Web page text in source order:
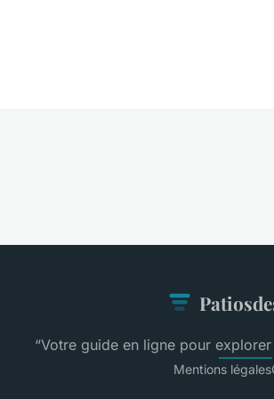
“Votre guide en ligne pour
Mentions légales